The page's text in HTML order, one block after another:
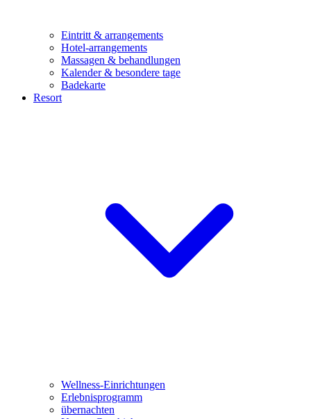
Eintritt & arrangements
Hotel-arrangements
Massagen & behandlungen
Kalender & besondere tage
Badekarte
Resort
Wellness-Einrichtungen
Erlebnisprogramm
übernachten